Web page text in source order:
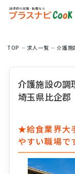
TOP 求⼈⼀覧 介護施
介護施設の
埼玉県比企郡
★給食業界大
やすい職場で